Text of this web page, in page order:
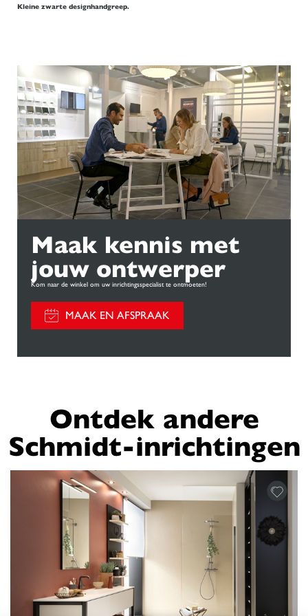
Kleine zwarte designhandgreep.
Maak kennis met
jouw ontwerper
Kom naar de winkel om uw inrichtingsspecialist te ontmoeten!
MAAK EN AFSPRAAK
Ontdek andere
Schmidt-inrichtingen